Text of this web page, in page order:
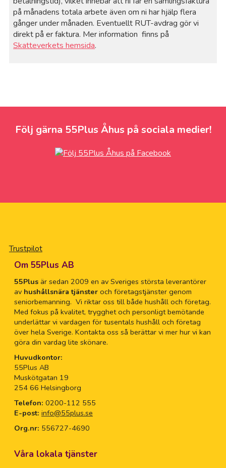
på månadens totala arbete även om ni har hjälp flera
gånger under månaden. Eventuellt RUT-avdrag gör vi
direkt på er faktura. Mer information finns på
Skatteverkets hemsida.
Följ gärna 55Plus Åhus på sociala medier!
Trustpilot
Om 55Plus AB
55Plusär sedan 2009 en av Sveriges största leverantörer
av hushållsnära tjänsteroch företagstjänster genom
seniorbemanning. Vi riktar oss till både hushåll och företag.
Med fokus på kvalitet, trygghet och personligt bemötande
underlättar vi vardagen för tusentals hushåll och företag
över hela Sverige. Kontakta oss så berättar vi mer hur vi kan
göra din vardag lite skönare.
Huvudkontor:
55Plus AB
Muskötgatan 19
254 66 Helsingborg
Telefon: 0200-112 555
E-post: info@55plus.se
Org.nr: 556727-4690
Våra lokala tjänster